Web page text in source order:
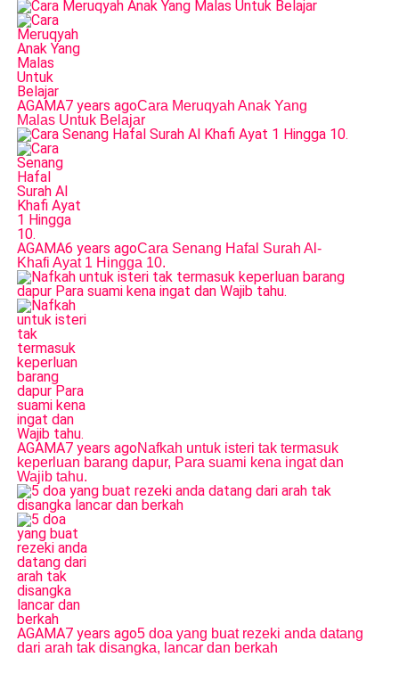
AGAMA7 years agoCara Meruqyah Anak Yang
Malas Untuk Belajar
AGAMA6 years agoCara Senang Hafal Surah Al-
Khafi Ayat 1 Hingga 10.
AGAMA7 years agoNafkah untuk isteri tak termasuk
keperluan barang dapur, Para suami kena ingat dan
Wajib tahu.
AGAMA7 years ago5 doa yang buat rezeki anda datang
dari arah tak disangka, lancar dan berkah